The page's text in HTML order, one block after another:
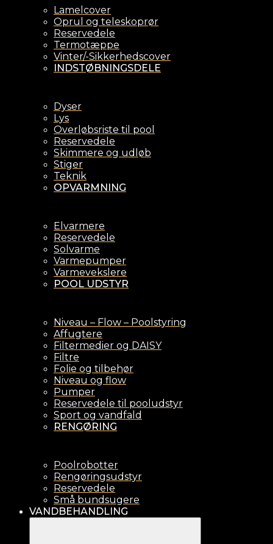
Lamelcover
Oprul og teleskoprør
Reservedele
Termotæppe
Vinter/-Sikkerhedscover
INDSTØBNINGSDELE
Dyser
Lys
Overløbsriste til pool
Reservedele
Skimmere og udløb
Stiger
Teknik
OPVARMNING
Elvarmere
Reservedele
Solvarme
Varmepumper
Varmevekslere
POOL UDSTYR
Niveau – Flow – Poolstyring
Affugtere
Filtermedier og DAISY
Filtre
Folie og tilbehør
Niveau og flow
Pumper
Reservedele til pooludstyr
Sport og vandfald
RENGØRING
Poolrobotter
Rengøringsudstyr
Reservedele
Små bundsugere
VANDBEHANDLING